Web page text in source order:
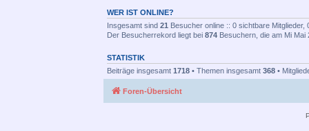
WER IST ONLINE?
Insgesamt sind 21 Besucher online :: 0 sichtbare
Der Besucherrekord liegt bei 874 Besuchern, die am Mi Mai
STATISTIK
Beiträge insgesamt 1718 • Themen insgesamt 368 •
Foren-Übersicht